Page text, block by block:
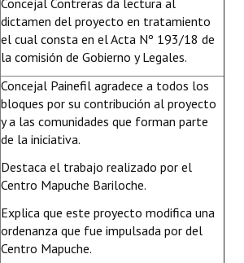
Concejal Contreras da lectura al
dictamen del proyecto en tratamiento
el cual consta en el Acta Nº 193/18 de
la comisión de Gobierno y Legales.
Concejal Painefil agradece a todos los
bloques por su contribución al proyecto
y a las comunidades que forman parte
de la iniciativa.
Destaca el trabajo realizado por el
Centro Mapuche Bariloche.
Explica que este proyecto modifica una
ordenanza que fue impulsada por del
Centro Mapuche.